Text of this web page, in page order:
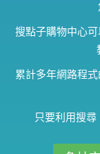
搜點子購物中心
累計多年網路程
只要利用搜尋